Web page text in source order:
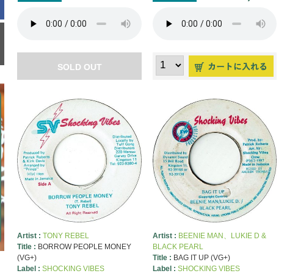
SOLD OUT
Artist :TONY REBEL
Title : BORROW PEOPLE MONEY
(VG+)
Label :SHOCKING VIBES
Artist : BEENIE MAN、LUKIE D &
BLACK PEARL
Title : BAG IT UP (VG+)
Label : SHOCKING VIBES